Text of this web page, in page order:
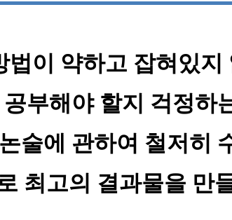
법이 약하고 잡혀있지
부해야 할지 걱정하
술에 관하여 철저히
최고의 결과물을 만